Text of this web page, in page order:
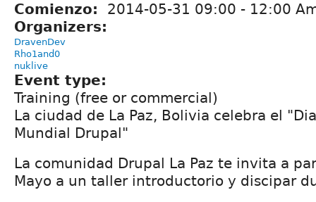
Comienzo: 2014-05-31 09:00 - 12:00
Organizers:
DravenDev
Rho1and0
nuklive
Event type:
Training (free or commercial)
La ciudad de La Paz, Bolivia celebra el
Mundial Drupal"
La comunidad Drupal La Paz te invita a
Mayo a un taller introductorio y discipar